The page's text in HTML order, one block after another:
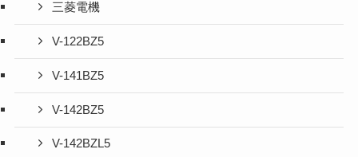
三菱電機
V-122BZ5
V-141BZ5
V-142BZ5
V-142BZL5